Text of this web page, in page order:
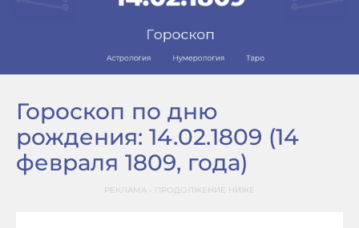
Гороскоп по дню
рождения: 14.02.1809 (14
февраля 1809, года)
РЕКЛАМА - ПРОДОЛЖЕНИЕ НИЖЕ